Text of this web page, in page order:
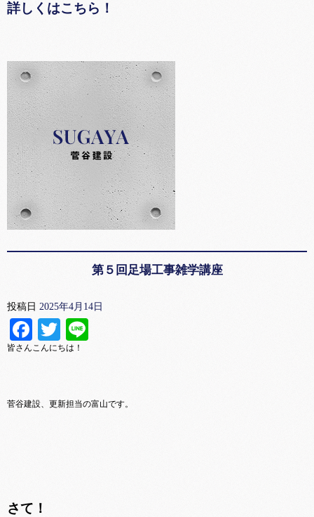
詳しくはこちら！
第５回足場工事雑学講座
投稿日 2025年4月14日
Facebook
Twitter
皆さんこんにちは！
菅谷建設、更新担当の富山です。
さて！